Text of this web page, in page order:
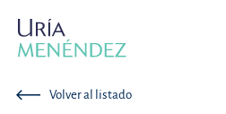
Volver al listado